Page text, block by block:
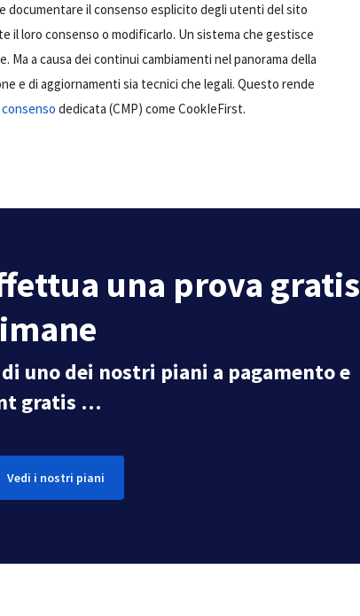
documentare il consenso esplicito degli utenti del sito
il loro consenso o modificarlo. Un sistema che gestisce
a causa dei continui cambiamenti nel panorama della
e di aggiornamenti sia tecnici che legali. Questo rende
dedicata (CMP) come CookIeFirst.
una prova gratis
uno dei nostri piani a pagamento e
gratis …
Vedi i nostri piani